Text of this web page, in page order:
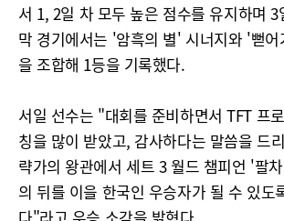
서 1, 2일 차 모두 높은 점수를 유지하며
막 경기에서는 '암흑의 별' 시너지와 '뻗
을 조합해 1등을 기록했다.
서일 선수는 "대회를 준비하면서 TFT 프
칭을 많이 받았고, 감사하다는 말씀을 드
략가의 왕관에서 세트 3 월드 챔피언 '팔
의 뒤를 이을 한국인 우승자가 될 수 있도